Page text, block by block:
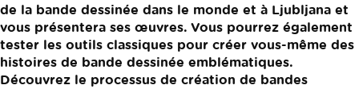
de la bande dessinée dans le monde et à Ljubljana et
vous présentera ses œuvres. Vous pourrez également
tester les outils classiques pour créer vous-même des
histoires de bande dessinée emblématiques.
Découvrez le processus de création de bandes